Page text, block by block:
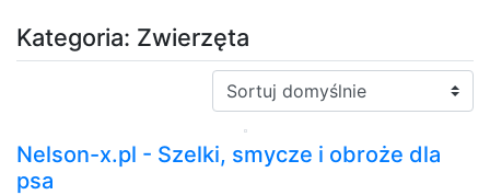
Kategoria: Zwierzęta
Sortuj:
Nelson-x.pl - Szelki, smycze i obroże dla
psa